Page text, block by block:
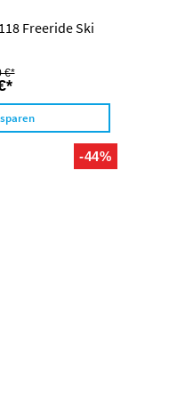
Freeride Ski
€*
-44%